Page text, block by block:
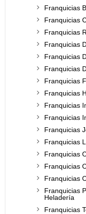
Franquicias
Franquicias
Franquicias
Franquicias
Franquicias
Franquicias
Franquicias
Franquicias
Franquicias
Franquicias
Franquicias
Franquicias
Franquicias
Franquicias
Franquicias
Franquicias
Heladería
Franquicias